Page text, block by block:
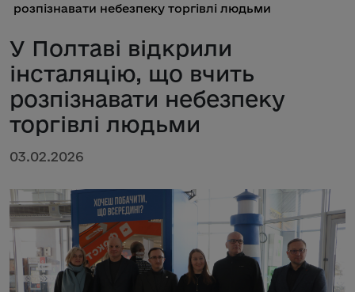
розпізнавати небезпеку торгівлі людьми
У Полтаві відкрили
інсталяцію, що вчить
розпізнавати небезпеку
торгівлі людьми
03.02.2026